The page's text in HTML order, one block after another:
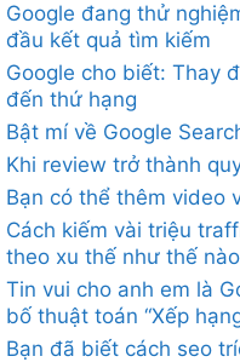
Google đang thử
đầu kết quả tìm kiếm
Google cho biết: Thay
đến thứ hạng
Bật mí về Google
Khi review trở thành
Bạn có thể thêm video
Cách kiếm vài triệu
theo xu thế như thế
Tin vui cho anh em là
bố thuật toán “Xếp
Bạn đã biết cách seo